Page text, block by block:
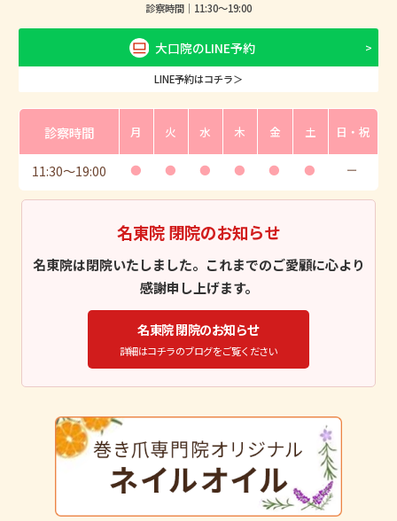
診察時間｜ 11:30〜19:00
大口院のLINE予約
LINE予約はコチラ＞
診察時間 月 火 水 木 金 土 日・祝
11:30〜19:00 ● ● ● ● ● ● ー
名東院 閉院のお知らせ
名東院は閉院いたしました。これまでのご愛顧に心より
感謝申し上げます。
名東院 閉院のお知らせ
詳細はコチラのブログをご覧ください